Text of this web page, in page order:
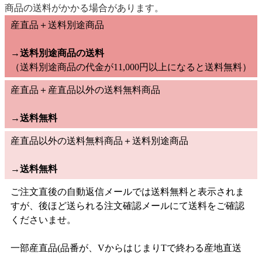
商品の送料がかかる場合があります。
産直品＋送料別途商品
→送料別途商品の送料
（送料別途商品の代金が11,000円以上になると送料無料）
産直品＋産直品以外の送料無料商品
→送料無料
産直品以外の送料無料商品＋送料別途商品
→送料無料
ご注文直後の自動返信メールでは送料無料と表示されま
すが、後ほど送られる注文確認メールにて送料をご確認
くださいませ。
一部産直品(品番が、VからはじまりTで終わる産地直送